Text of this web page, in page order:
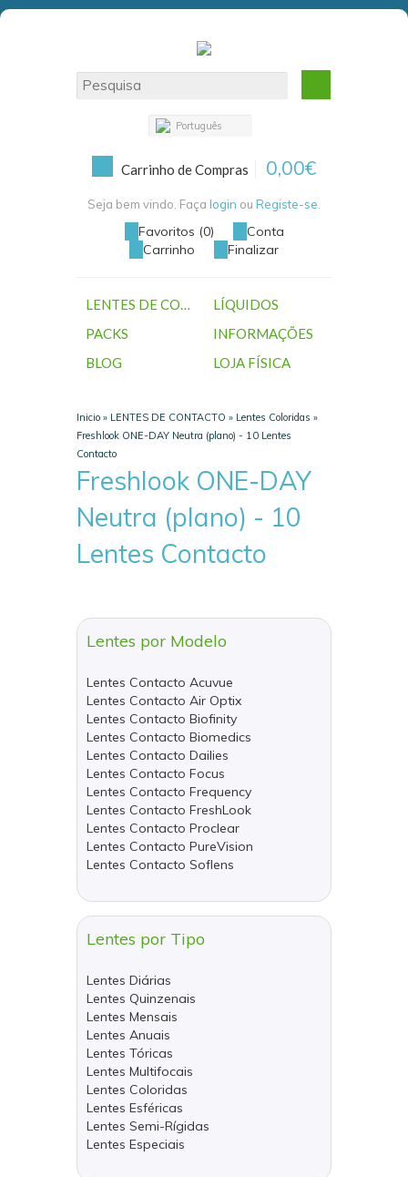
Português
Carrinho de Compras 0,00€
Seja bem vindo. Faça login ou Registe-se
Favoritos (0)
Conta
Carrinho
Finalizar
LENTES DE CONTACTO
LÍQUIDOS
PACKS
INFORMAÇÕES
BLOG
LOJA FÍSICA
Inicio » LENTES DE CONTACTO » Lentes Coloridas »
Freshlook ONE-DAY Neutra (plano) - 10 Lentes
Contacto
Freshlook ONE-DAY
Neutra (plano) - 10
Lentes Contacto
Lentes por Modelo
Lentes Contacto Acuvue
Lentes Contacto Air Optix
Lentes Contacto Biofinity
Lentes Contacto Biomedics
Lentes Contacto Dailies
Lentes Contacto Focus
Lentes Contacto Frequency
Lentes Contacto FreshLook
Lentes Contacto Proclear
Lentes Contacto PureVision
Lentes Contacto Soflens
Lentes por Tipo
Lentes Diárias
Lentes Quinzenais
Lentes Mensais
Lentes Anuais
Lentes Tóricas
Lentes Multifocais
Lentes Coloridas
Lentes Esféricas
Lentes Semi-Rígidas
Lentes Especiais